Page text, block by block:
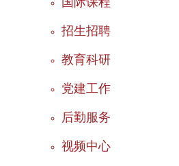
招生招聘
教育科研
党建工作
后勤服务
视频中心